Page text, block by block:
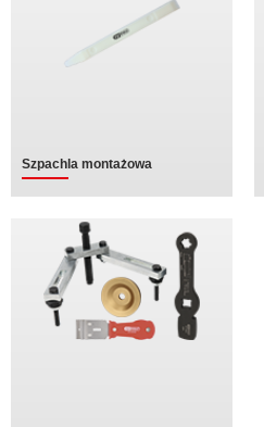
Szpachla montażowa